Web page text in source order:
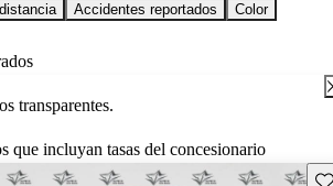
Accidentes reportados
Color
transparentes.
que incluyan tasas del concesionario